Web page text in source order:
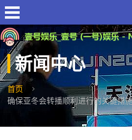
新闻中心
首页
确保亚冬会转播顺利进行的关键措